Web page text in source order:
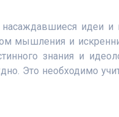
идеи
мышления и
знания и
Это необходимо